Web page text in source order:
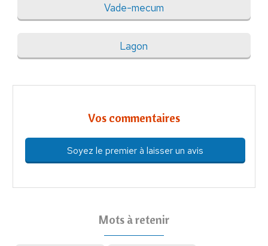
Vade-mecum
Lagon
Vos commentaires
Soyez le premier à laisser un avis
Mots à retenir